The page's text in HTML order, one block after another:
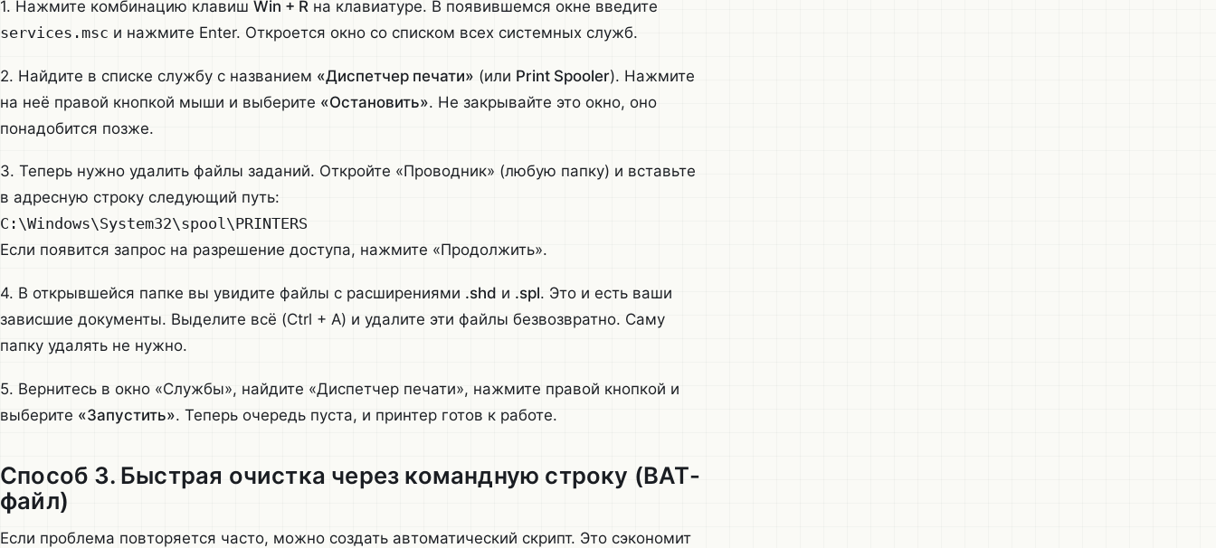
1. Нажмите комбинацию клавиш Win + R на клавиатуре. В появившемся окне введите
services.msc и нажмите Enter. Откроется окно со списком всех системных служб.
2. Найдите в списке службу с названием «Диспетчер печати» (или Print Spooler). Нажмите
на неё правой кнопкой мыши и выберите «Остановить». Не закрывайте это окно, оно
понадобится позже.
3. Теперь нужно удалить файлы заданий. Откройте «Проводник» (любую папку) и вставьте
в адресную строку следующий путь:
C:\Windows\System32\spool\PRINTERS
Если появится запрос на разрешение доступа, нажмите «Продолжить».
4. В открывшейся папке вы увидите файлы с расширениями .shd и .spl. Это и есть ваши
зависшие документы. Выделите всё (Ctrl + A) и удалите эти файлы безвозвратно. Саму
папку удалять не нужно.
5. Вернитесь в окно «Службы», найдите «Диспетчер печати», нажмите правой кнопкой и
выберите «Запустить». Теперь очередь пуста, и принтер готов к работе.
Способ 3. Быстрая очистка через командную строку (BAT-
файл)
Если проблема повторяется часто, можно создать автоматический скрипт. Это сэкономит